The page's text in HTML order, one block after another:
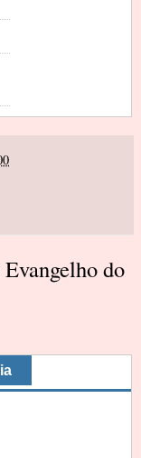
do